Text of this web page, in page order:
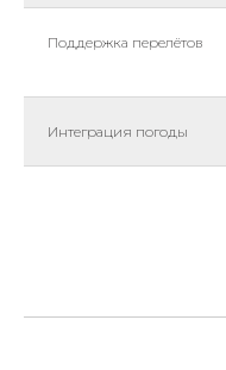
Поддержка перелётов
Интеграция погоды